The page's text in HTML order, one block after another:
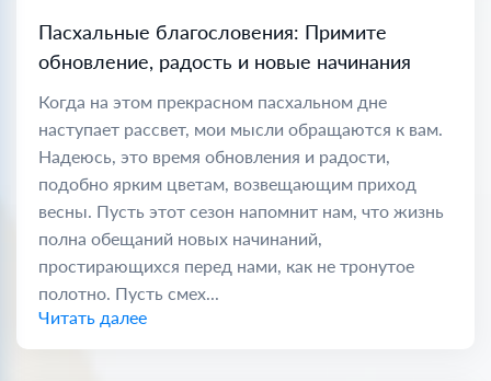
Пасхальные благословения: Примите
обновление, радость и новые начинания
Когда на этом прекрасном пасхальном дне
наступает рассвет, мои мысли обращаются к вам.
Надеюсь, это время обновления и радости,
подобно ярким цветам, возвещающим приход
весны. Пусть этот сезон напомнит нам, что жизнь
полна обещаний новых начинаний,
простирающихся перед нами, как не тронутое
полотно. Пусть смех...
Читать далее